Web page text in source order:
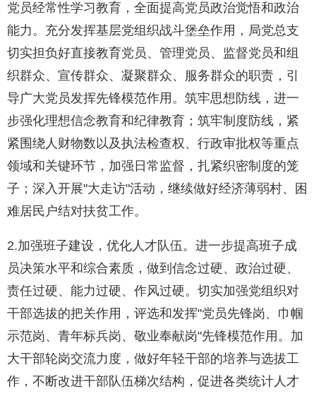
党员经常性学习教育，全面提高党员政治觉悟和政治
能力。充分发挥基层党组织战斗堡垒作用，局党总支
切实担负好直接教育党员、管理党员、监督党员和组
织群众、宣传群众、凝聚群众、服务群众的职责，引
导广大党员发挥先锋模范作用。筑牢思想防线，进一
步强化理想信念教育和纪律教育；筑牢制度防线，紧
紧围绕人财物数以及执法检查权、行政审批权等重点
领域和关键环节，加强日常监督，扎紧织密制度的笼
子；深入开展"大走访"活动，继续做好经济薄弱村、困
难居民户结对扶贫工作。
2.加强班子建设，优化人才队伍。进一步提高班子成
员决策水平和综合素质，做到信念过硬、政治过硬、
责任过硬、能力过硬、作风过硬。切实加强党组织对
干部选拔的把关作用，评选和发挥"党员先锋岗、巾帼
示范岗、青年标兵岗、敬业奉献岗"先锋模范作用。加
大干部轮岗交流力度，做好年轻干部的培养与选拔工
作，不断改进干部队伍梯次结构，促进各类统计人才